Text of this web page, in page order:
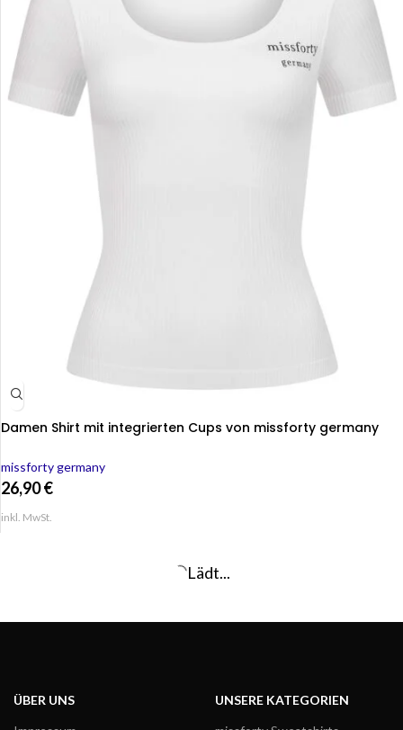
Damen Shirt mit integrierten Cups von missforty germany
missforty germany
26,90€
inkl. MwSt.